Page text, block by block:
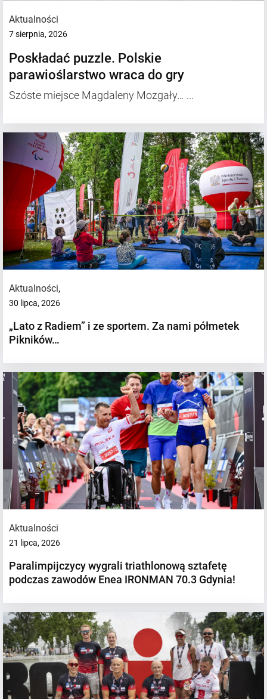
Aktualności
7 sierpnia, 2026
Poskładać puzzle. Polskie
parawioślarstwo wraca do gry
Szóste miejsce Magdaleny Mozgały… ...
Aktualności,
30 lipca, 2026
„Lato z Radiem” i ze sportem. Za nami półmetek
Pikników…
Aktualności
21 lipca, 2026
Paralimpijczycy wygrali triathlonową sztafetę
podczas zawodów Enea IRONMAN 70.3 Gdynia!